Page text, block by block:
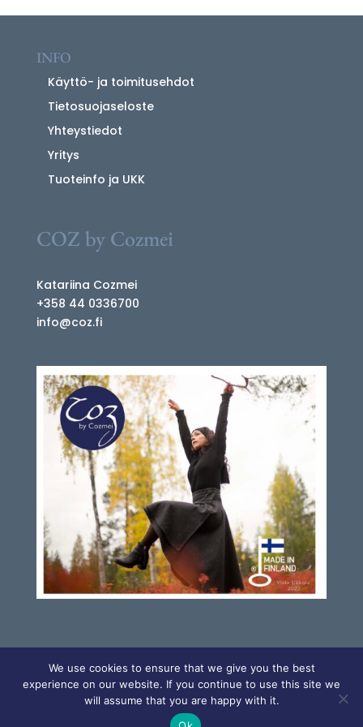
INFO
Käyttö- ja toimitusehdot
Tietosuojaseloste
Yhteystiedot
Yritys
Tuoteinfo ja UKK
COZ by Cozmei
Katariina Cozmei
+358 44 0336700
info@coz.fi
We use cookies to ensure that we give you the best
experience on our website. If you continue to use this site we
will assume that you are happy with it.